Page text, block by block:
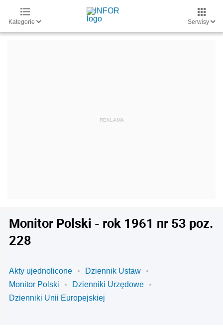
Kategorie Serwisy
Monitor Polski - rok 1961 nr 53 poz.
228
Akty ujednolicone
Dziennik Ustaw
Monitor Polski
Dzienniki Urzędowe
Dzienniki Unii Europejskiej